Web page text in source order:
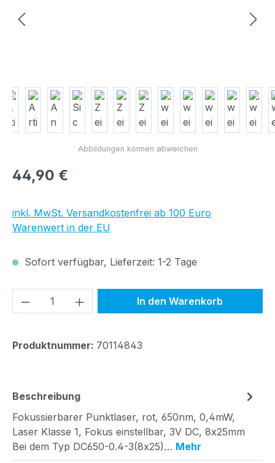
Regulärer Preis:
44,90 €
inkl. MwSt. Versandkostenfrei ab 100 Euro
Warenwert in der EU
Sofort verfügbar, Lieferzeit: 1-2 Tage
Produkt Anzahl: Gib denIn den Warenkorb
Produktnummer: 70114843
Beschreibung
Fokussierbarer Punktlaser, rot, 650nm, 0,4mW,
Laser Klasse 1, Fokus einstellbar, 3V DC, 8x25mm
Bei dem Typ DC650-0.4-3(8x25)… Mehr